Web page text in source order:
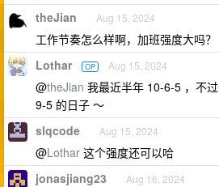
theJian Aug 15, 2024
工作节奏怎么样啊，加班强度大吗？
Lothar OP Aug 15, 2024
@theJian 我最近半年 10-6-5 ，不
9-5 的日子 ～
slqcode Aug 15, 2024
@Lothar 这个强度还可以哈
jonasjiang23 Aug 16, 2024